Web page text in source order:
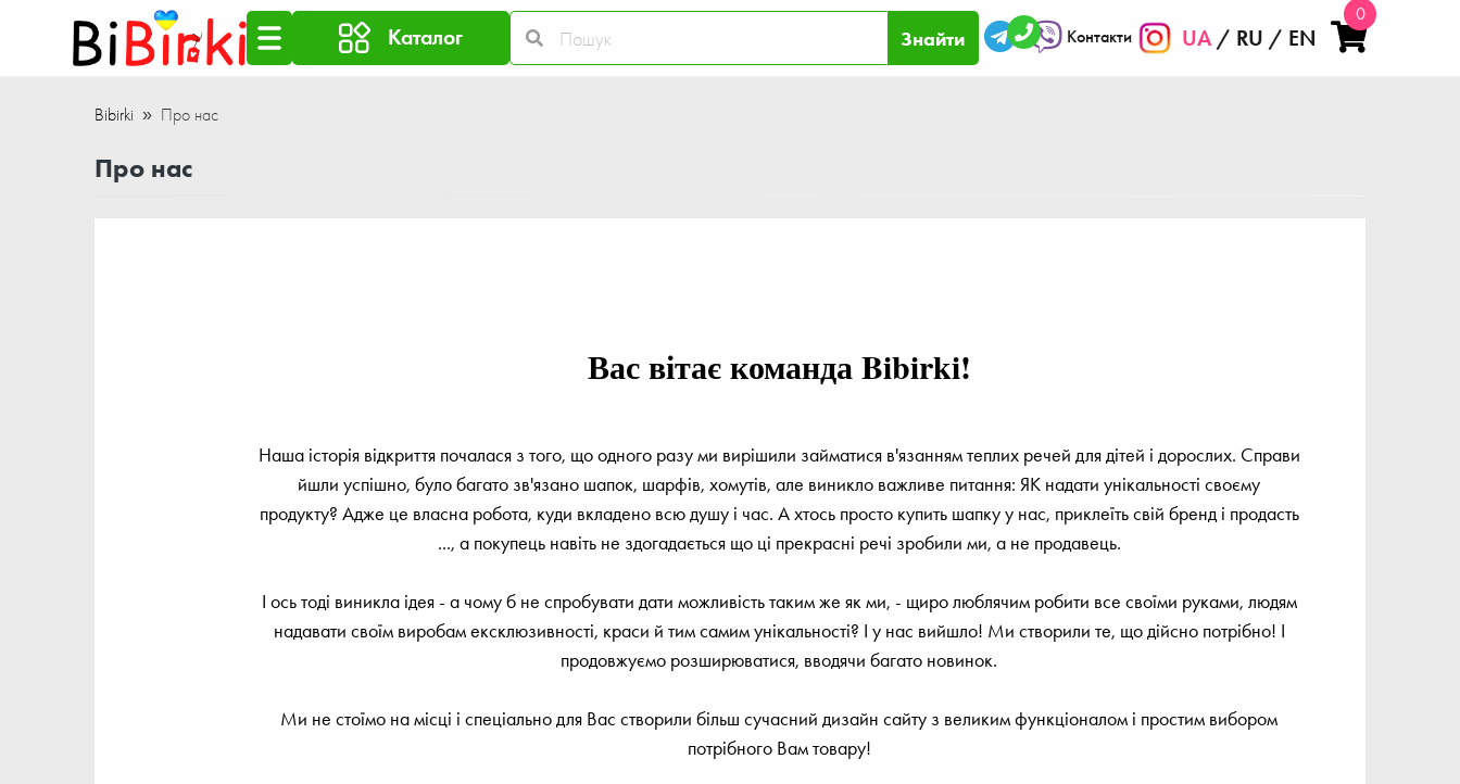
Каталог Знайти Контакти UA RU EN
0
Bibirki Про нас
Про нас
Вас вітає команда Bibirki!
Наша історія відкриття почалася з того, що одного разу ми вирішили займатися в'язанням теплих речей для дітей і дорослих. Справи
йшли успішно, було багато зв'язано шапок, шарфів, хомутів, але виникло важливе питання: ЯК надати унікальності своєму
продукту? Адже це власна робота, куди вкладено всю душу і час. А хтось просто купить шапку у нас, приклеїть свій бренд і продасть
..., а покупець навіть не здогадається що ці прекрасні речі зробили ми, а не продавець.
І ось тоді виникла ідея - а чому б не спробувати дати можливість таким же як ми, - щиро люблячим робити все своїми руками, людям
надавати своїм виробам ексклюзивності, краси й тим самим унікальності? І у нас вийшло! Ми створили те, що дійсно потрібно! І
продовжуємо розширюватися, вводячи багато новинок.
Ми не стоїмо на місці і спеціально для Вас створили більш сучасний дизайн сайту з великим функціоналом і простим вибором
потрібного Вам товару!